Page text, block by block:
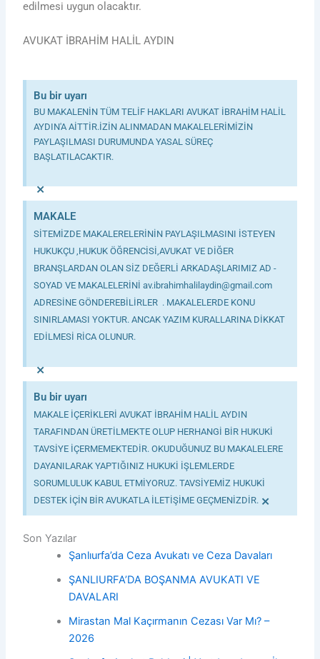
edilmesi uygun olacaktır.
AVUKAT İBRAHİM HALİL AYDIN
Bu bir uyarı
BU MAKALENİN TÜM TELİF HAKLARI AVUKAT İBRAHİM HALİL
AYDIN'A AİTTİR.İZİN ALINMADAN MAKALELERİMİZİN
PAYLAŞILMASI DURUMUNDA YASAL SÜREÇ
BAŞLATILACAKTIR.
×
MAKALE
SİTEMİZDE MAKALERELERİNİN PAYLAŞILMASINI İSTEYEN
HUKUKÇU ,HUKUK ÖĞRENCİSİ,AVUKAT VE DİĞER
BRANŞLARDAN OLAN SİZ DEĞERLİ ARKADAŞLARIMIZ AD -
SOYAD VE MAKALELERİNİ av.ibrahimhalilaydin@gmail.com
ADRESİNE GÖNDEREBİLİRLER . MAKALELERDE KONU
SINIRLAMASI YOKTUR. ANCAK YAZIM KURALLARINA DİKKAT
EDİLMESİ RİCA OLUNUR.
×
Bu bir uyarı
MAKALE İÇERİKLERİ AVUKAT İBRAHİM HALİL AYDIN
TARAFINDAN ÜRETİLMEKTE OLUP HERHANGİ BİR HUKUKİ
TAVSİYE İÇERMEMEKTEDİR. OKUDUĞUNUZ BU MAKALELERE
DAYANILARAK YAPTIĞINIZ HUKUKİ İŞLEMLERDE
SORUMLULUK KABUL ETMİYORUZ. TAVSİYEMİZ HUKUKİ
DESTEK İÇİN BİR AVUKATLA İLETİŞİME GEÇMENİZDİR. ×
Son Yazılar
Şanlıurfa’da Ceza Avukatı ve Ceza Davaları
ŞANLIURFA’DA BOŞANMA AVUKATI VE
DAVALARI
Mirastan Mal Kaçırmanın Cezası Var Mı? –
2026